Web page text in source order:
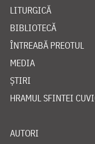
LITURGICĂ
BIBLIOTECĂ
ÎNTREABĂ PREOTUL
MEDIA
ȘTIRI
HRAMUL SFINTEI
AUTORI